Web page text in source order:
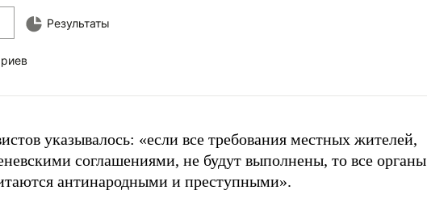
Результаты
указывалось: «если все требования местных жителей,
соглашениями, не будут выполнены, то все органы
антинародными и преступными».